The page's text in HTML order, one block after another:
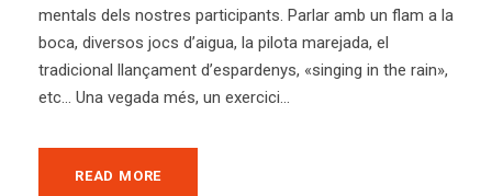
mentals dels nostres participants. Parlar amb un flam a la
boca, diversos jocs d’aigua, la pilota marejada, el
tradicional llançament d’espardenys, «singing in the rain»,
etc… Una vegada més, un exercici...
READ MORE